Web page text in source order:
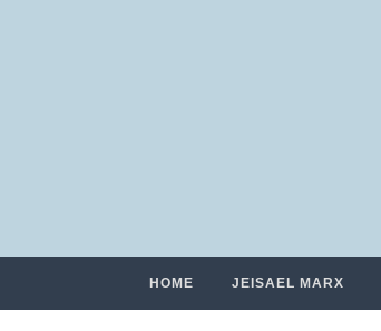
HOME JEISAEL MARX